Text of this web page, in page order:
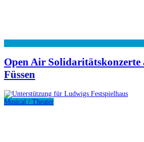
Open Air Solidaritätskonzerte
Füssen
Musical / Theater